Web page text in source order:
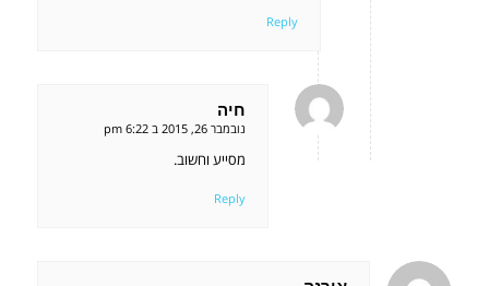
Reply
חיה
אומר:
נובמבר 26, 2015 ב 6:22 pm
מסייע וחשוב.
Reply